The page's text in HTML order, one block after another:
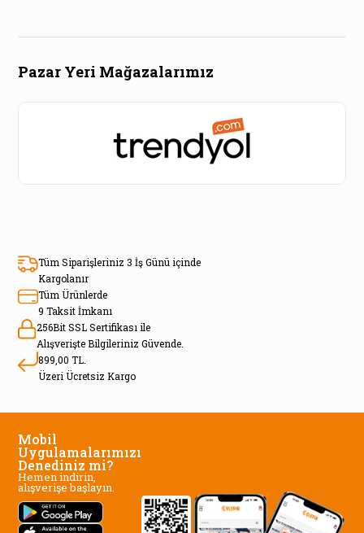
Pazar Yeri Mağazalarımız
Tüm Siparişleriniz 3 İş Günü içinde
Kargolanır
Tüm Ürünlerde
9 Taksit İmkanı
256Bit SSL Sertifikası ile
Alışverişte Bilgileriniz Güvende.
899,00 TL.
Üzeri Ücretsiz Kargo
Mobil
Uygulamalarımızı
Denediniz mi?
Hemen indirin,
alışverişe başlayın.